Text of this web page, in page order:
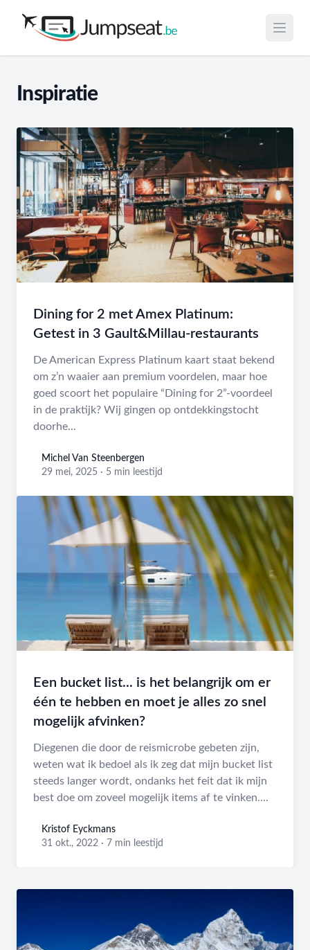
Open
Inspiratie
Dining for 2 met Amex Platinum:
Getest in 3 Gault&Millau-restaurants
De American Express Platinum kaart staat bekend
om z’n waaier aan premium voordelen, maar hoe
goed scoort het populaire “Dining for 2”-voordeel
in de praktijk? Wij gingen op ontdekkingstocht
doorhe...
Michel Van Steenbergen
Michel Van Steenbergen
29 mei, 2025 · 5 min leestijd
Een bucket list... is het belangrijk om er
één te hebben en moet je alles zo snel
mogelijk afvinken?
Diegenen die door de reismicrobe gebeten zijn,
weten wat ik bedoel als ik zeg dat mijn bucket list
steeds langer wordt, ondanks het feit dat ik mijn
best doe om zoveel mogelijk items af te vinken....
Kristof Eyckmans
Kristof Eyckmans
31 okt., 2022 · 7 min leestijd